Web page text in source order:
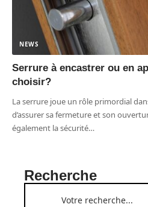
NEWS
Serrure à encastrer ou en
choisir?
La serrure joue un rôle primordial
d’assurer sa fermeture et son
également la sécurité…
Recherche